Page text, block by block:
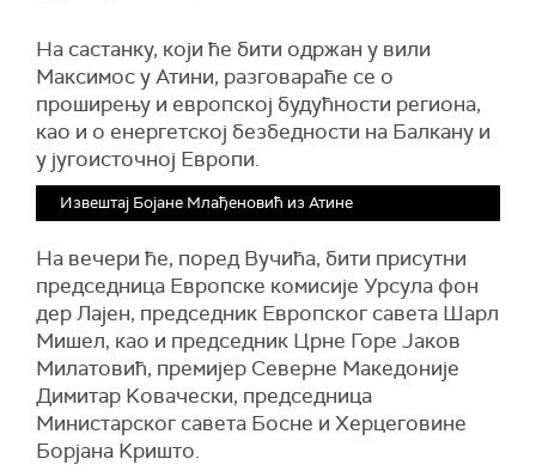
На састанку, који ће бити одржан у вили
Максимос у Атини, разговараће се о
проширењу и европској будућности региона,
као и о енергетској безбедности на Балкану и
у југоисточној Европи.
Извештај Бојане Млађеновић из Атине
На вечери ће, поред Вучића, бити присутни
председница Европске комисије Урсула фон
дер Лајен, председник Европског савета Шарл
Мишел, као и председник Црне Горе Јаков
Милатовић, премијер Северне Македоније
Димитар Kовачески, председница
Министарског савета Босне и Херцеговине
Борјана Kришто.